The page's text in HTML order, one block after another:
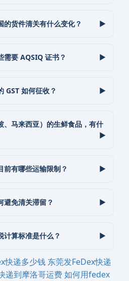
的货件清关有什么变化？
需要 AQSIQ 证书？
GST 如何征收？
、马来西亚）的生鲜食品，有什
前有哪些运输限制？
避免清关滞留？
计算标准是什么？
快递多少钱 东莞发FeDex快递
递到‌‌‌摩洛哥‌‌‌‌‌‌‌‌‌‌‌‌‌‌运费如何用fedex